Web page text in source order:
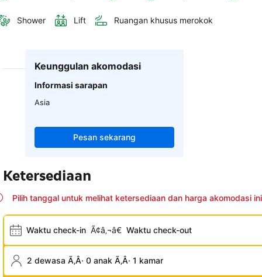
Shower Lift Ruangan khusus merokok
Keunggulan akomodasi
Informasi sarapan
Asia
Pesan sekarang
Ketersediaan
Pilih tanggal untuk melihat ketersediaan dan harga akomodasi ini
Waktu check-in Ã¢â‚¬â€ Waktu check-out
2 dewasa Ã‚Â· 0 anak Ã‚Â· 1 kamar